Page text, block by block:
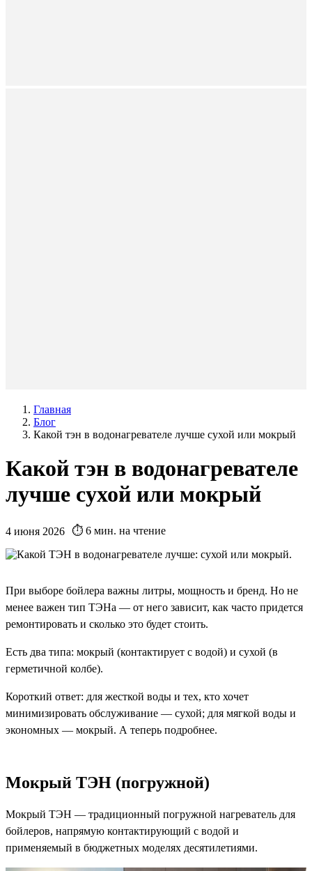
Главная
Блог
Какой тэн в водонагревателе лучше сухой или мокрый
Какой тэн в водонагревателе
лучше сухой или мокрый
4 июня 2026 ⏱️ 6 мин. на чтение
При выборе бойлера важны литры, мощность и бренд. Но не
менее важен тип ТЭНа — от него зависит, как часто придется
ремонтировать и сколько это будет стоить.
Есть два типа: мокрый (контактирует с водой) и сухой (в
герметичной колбе).
Короткий ответ: для жесткой воды и тех, кто хочет
минимизировать обслуживание — сухой; для мягкой воды и
экономных — мокрый. А теперь подробнее.
Мокрый ТЭН (погружной)
Мокрый ТЭН — традиционный погружной нагреватель для
бойлеров, напрямую контактирующий с водой и
применяемый в бюджетных моделях десятилетиями.